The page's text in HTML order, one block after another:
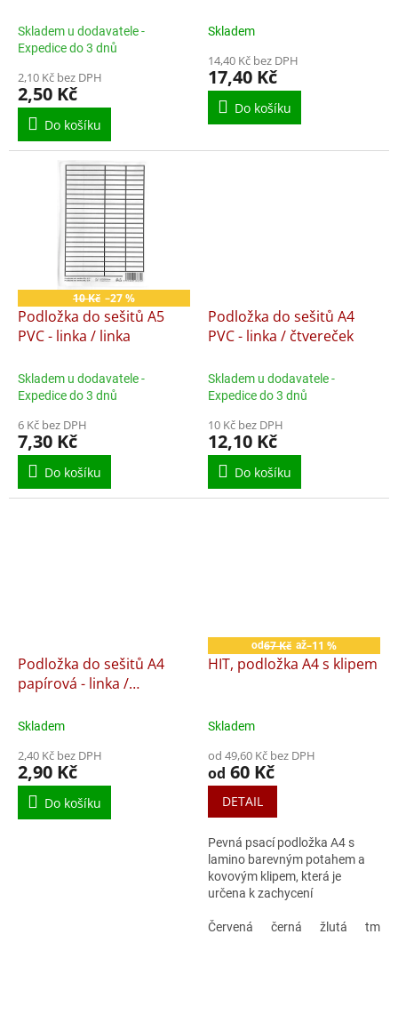
Skladem u dodavatele -
Expedice do 3 dnů
2,10 Kč bez DPH
2,50 Kč
Do košíku
Skladem
14,40 Kč bez DPH
17,40 Kč
Do košíku
10 Kč –27 %
Podložka do sešitů A5
PVC - linka / linka
Skladem u dodavatele -
Expedice do 3 dnů
6 Kč bez DPH
7,30 Kč
Do košíku
Podložka do sešitů A4
PVC - linka / čtvereček
Skladem u dodavatele -
Expedice do 3 dnů
10 Kč bez DPH
12,10 Kč
Do košíku
Podložka do sešitů A4
papírová - linka /
Skladem
2,40 Kč bez DPH
2,90 Kč
Do košíku
od67 Kč až–11 %
HIT, podložka A4 s klipem
Skladem
od 49,60 Kč bez DPH
od 60 Kč
DETAIL
Pevná psací podložka A4 s
lamino barevným potahem a
kovovým klipem, která je
určena k zachycení
při vyplňování dokumentů, při
Červená černá žlutá